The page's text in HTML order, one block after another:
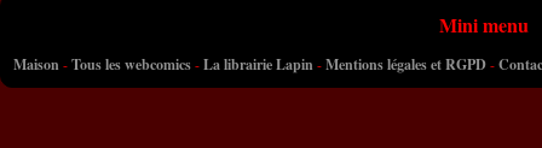
Mini menu
Maison-Tous les webcomics-La librairie Lapin-Mentions légales et RGPD-